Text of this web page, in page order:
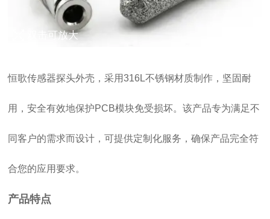
双击可放大
恒歌传感器探头外壳，采用316L不锈钢材质制作，坚固耐
用，安全有效地保护PCB模块免受损坏。该产品专为满足不
同客户的需求而设计，可提供定制化服务，确保产品完全符
合您的应用要求。
产品特点